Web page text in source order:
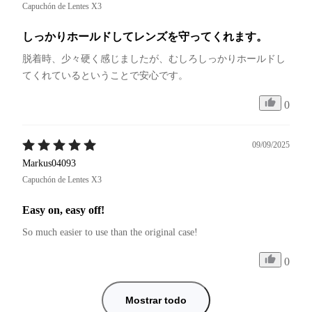
Capuchón de Lentes X3
しっかりホールドしてレンズを守ってくれます。
脱着時、少々硬く感じましたが、むしろしっかりホールドし
てくれているということで安心です。
0
09/09/2025
Markus04093
Capuchón de Lentes X3
Easy on, easy off!
So much easier to use than the original case!
0
Mostrar todo